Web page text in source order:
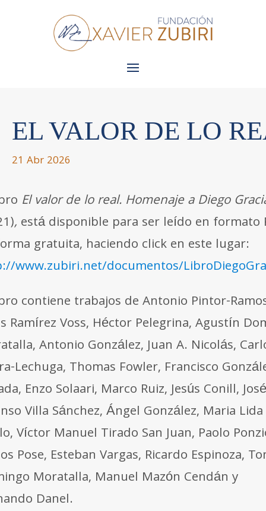
EL VALOR DE LO
21 Abr 2026
El valor de lo real. Homenaje a Diego
, está disponible para ser leído en formato
gratuita, haciendo click en este lugar:
www.zubiri.net/documentos/
contiene trabajos de Antonio Pintor-
Ramírez Voss, Héctor Pelegrina, Agustín
Antonio González, Juan A. Nicolás,
Lechuga, Thomas Fowler, Francisco
Enzo Solaari, Marco Ruiz, Jesús Conill, José
Villa Sánchez, Ángel González, Maria Lida
Víctor Manuel Tirado San Juan, Paolo
Pose, Esteban Vargas, Ricardo Espinoza,
Moratalla, Manuel Mazón Cendán y
Danel.